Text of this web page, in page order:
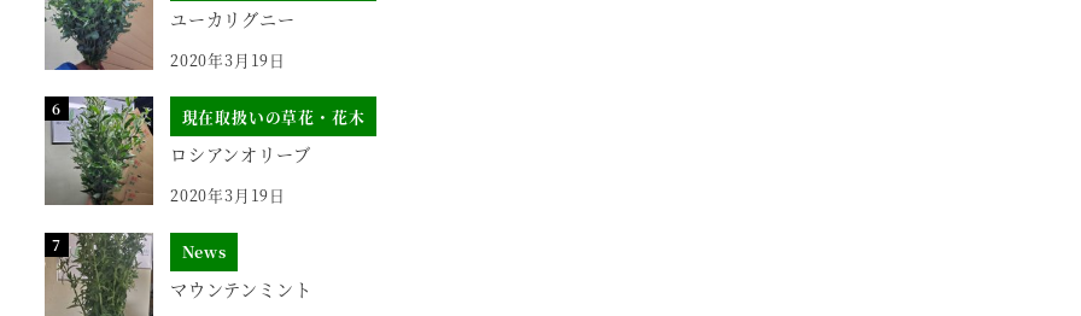
ユーカリグニー
2020年3月19日
現在取扱いの草花・花木
ロシアンオリーブ
2020年3月19日
News
マウンテンミント